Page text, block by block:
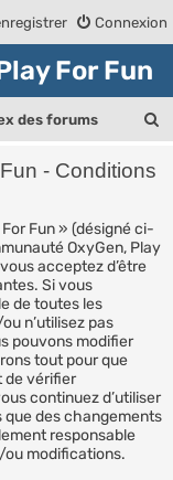
Connexion
For Fun
des forums
- Conditions
Fun » (désigné ci-
OxyGen, Play
acceptez d’être
Si vous
de toutes les
n’utilisez pas
pouvons modifier
tout pour que
de vérifier
continuez d’utiliser
que des changements
responsable
ou modifications.